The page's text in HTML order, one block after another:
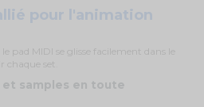
pour l'animation
pad MIDI se glisse facilement dans le
set.
et samples en toute